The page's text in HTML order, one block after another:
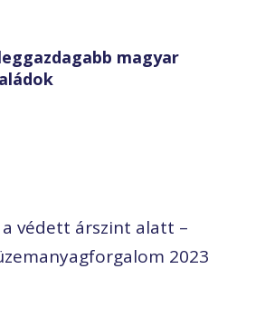
magyar
védett árszint alatt –
2023